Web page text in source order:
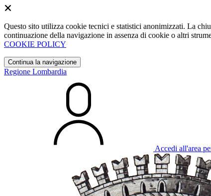
Questo sito utilizza cookie tecnici e statistici anonimizzati. La
continuazione della navigazione in assenza di cookie o altri
COOKIE POLICY
Continua la navigazione
Regione Lombardia
Accedi all'area